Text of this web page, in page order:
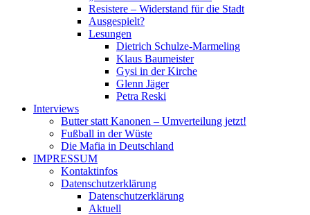
Resistere – Widerstand für die Stadt
Ausgespielt?
Lesungen
Dietrich Schulze-Marmeling
Klaus Baumeister
Gysi in der Kirche
Glenn Jäger
Petra Reski
Interviews
Butter statt Kanonen – Umverteilung jetzt!
Fußball in der Wüste
Die Mafia in Deutschland
IMPRESSUM
Kontaktinfos
Datenschutzerklärung
Datenschutzerklärung
Aktuell